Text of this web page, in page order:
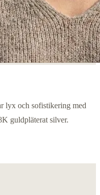
lyx och sofistikering med
guldpläterat silver.